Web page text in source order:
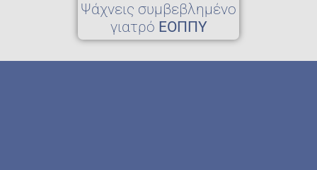
Ψάχνεις συμβεβλημένο
γιατρό ΕΟΠΠΥ